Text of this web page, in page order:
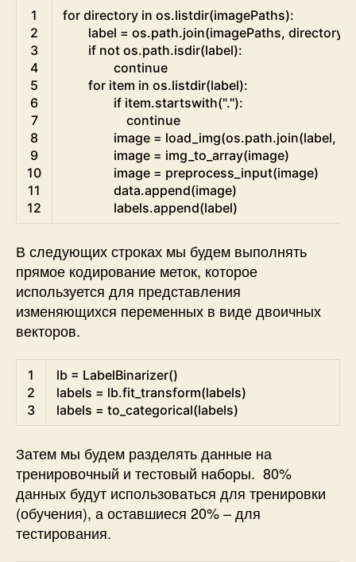
Python
1
2
3
4
5
6
7
8
9
10
11
12
for directory in os.listdir(imagePaths):
label = os.path.join(imagePaths, directory
if not os.path.isdir(label):
continue
for item in os.listdir(label):
if item.startswith("."):
continue
image = load_img(os.path.join(label,
image = img_to_array(image)
image = preprocess_input(image)
data.append(image)
labels.append(label)
В следующих строках мы будем выполнять
прямое кодирование меток, которое
используется для представления
изменяющихся переменных в виде двоичных
векторов.
1
2
3
lb = LabelBinarizer()
labels = lb.fit_transform(labels)
labels = to_categorical(labels)
Затем мы будем разделять данные на
тренировочный и тестовый наборы. 80%
данных будут использоваться для тренировки
(обучения), а оставшиеся 20% – для
тестирования.